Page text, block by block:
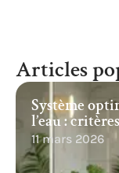
Articles
Système
l’eau :
11 mars 2026